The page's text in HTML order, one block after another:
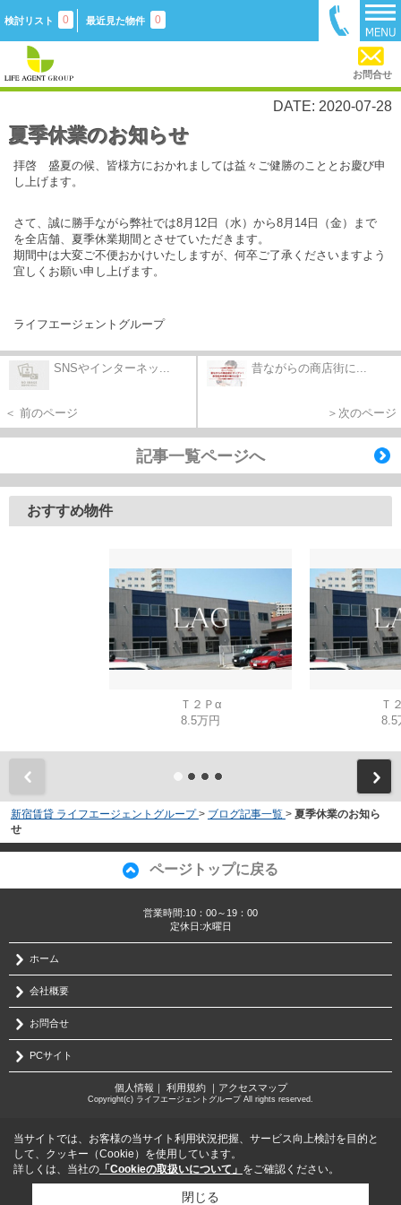
検討リスト 0 最近見た物件 0
お問合せ
DATE: 2020-07-28
夏季休業のお知らせ
拝啓 盛夏の候、皆様方におかれましては益々ご健勝のこととお慶び申
し上げます。
さて、誠に勝手ながら弊社では8月12日（水）から8月14日（金）まで
を全店舗、夏季休業期間とさせていただきます。
期間中は大変ご不便おかけいたしますが、何卒ご了承くださいますよう
宜しくお願い申し上げます。
ライフエージェントグループ
SNSやインターネッ...
＜ 前のページ
昔ながらの商店街に...
＞次のページ
記事一覧ページへ
おすすめ物件
Ｔ２Ｐα
8.5万円
Ｔ
8.5
新宿賃貸 ライフエージェントグループ > ブログ記事一覧 > 夏季休業のお知ら
せ
ページトップに戻る
営業時間:10：00～19：00
定休日:水曜日
ホーム
会社概要
お問合せ
PCサイト
個人情報 ｜ 利用規約｜ アクセスマップ
Copyright(c) ライフエージェントグループ All rights reserved.
当サイトでは、お客様の当サイト利用状況把握、サービス向上検討を目的と
して、クッキー（Cookie）を使用しています。
詳しくは、当社の 「Cookieの取扱いについて」 をご確認ください。
閉じる